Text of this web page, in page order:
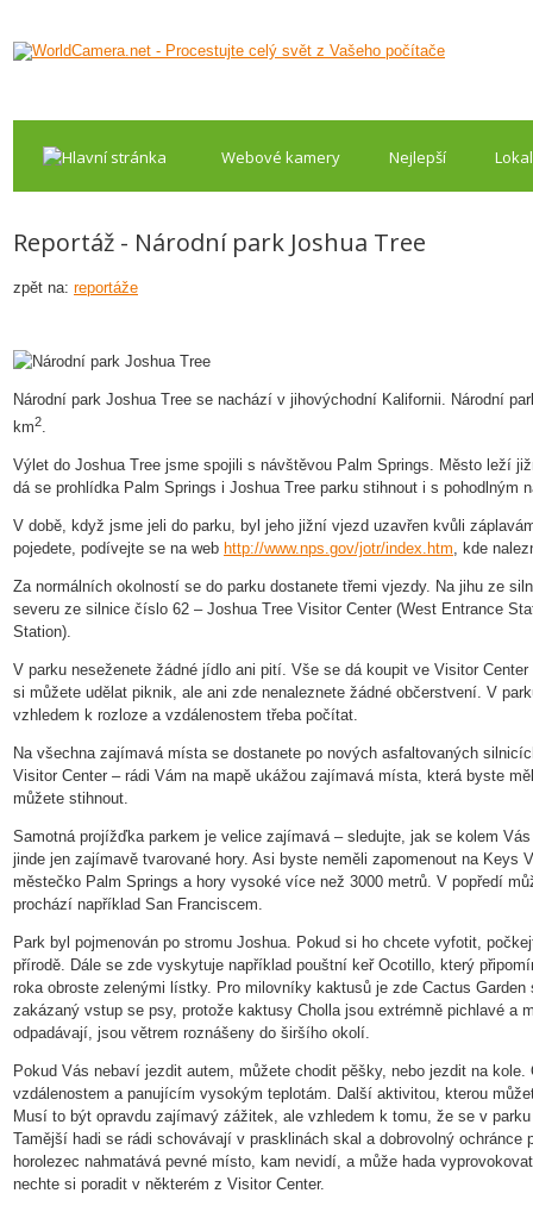
Webové kamery Nejlepší
Reportáž - Národní park Joshua Tree
zpět na: reportáže
Národní park Joshua Tree se nachází v jihovýchodní Kalifornii. Národní
km2.
Výlet do Joshua Tree jsme spojili s návštěvou Palm Springs. Město leží
dá se prohlídka Palm Springs i Joshua Tree parku stihnout i s pohodlným
V době, když jsme jeli do parku, byl jeho jižní vjezd uzavřen kvůli
pojedete, podívejte se na web http://www.nps.gov/jotr/index.htm, kde
Za normálních okolností se do parku dostanete třemi vjezdy. Na jihu ze
severu ze silnice číslo 62 – Joshua Tree Visitor Center (West Entrance
Station).
V parku neseženete žádné jídlo ani pití. Vše se dá koupit ve Visitor
si můžete udělat piknik, ale ani zde nenaleznete žádné občerstvení. V
vzhledem k rozloze a vzdálenostem třeba počítat.
Na všechna zajímavá místa se dostanete po nových asfaltovaných
Visitor Center – rádi Vám na mapě ukážou zajímavá místa, která byste
můžete stihnout.
Samotná projížďka parkem je velice zajímavá – sledujte, jak se kolem
jinde jen zajímavě tvarované hory. Asi byste neměli zapomenout na Keys
městečko Palm Springs a hory vysoké více než 3000 metrů. V popředí
prochází například San Franciscem.
Park byl pojmenován po stromu Joshua. Pokud si ho chcete vyfotit,
přírodě. Dále se zde vyskytuje například pouštní keř Ocotillo, který
roka obroste zelenými lístky. Pro milovníky kaktusů je zde Cactus
zakázaný vstup se psy, protože kaktusy Cholla jsou extrémně pichlavé a
odpadávají, jsou větrem roznášeny do širšího okolí.
Pokud Vás nebaví jezdit autem, můžete chodit pěšky, nebo jezdit na
vzdálenostem a panujícím vysokým teplotám. Další aktivitou, kterou
Musí to být opravdu zajímavý zážitek, ale vzhledem k tomu, že se v
Tamější hadi se rádi schovávají v prasklinách skal a dobrovolný
horolezec nahmatává pevné místo, kam nevidí, a může hada
nechte si poradit v některém z Visitor Center.